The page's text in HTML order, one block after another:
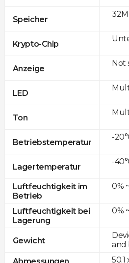
Speicher
Krypto-Chip
Anzeige
LED
Ton
Betriebstemperatur
Lagertemperatur
Luftfeuchtigkeit im
Betrieb
Luftfeuchtigkeit bei
Lagerung
Gewicht
Abmessungen
Not
-
-
0%
0%
and
50.1